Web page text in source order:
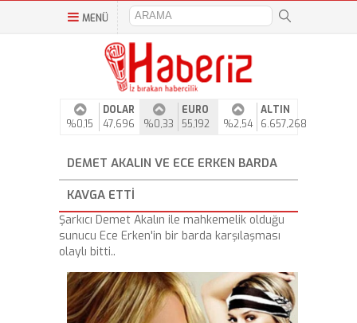
MENÜ
%0,15
DOLAR
47,696
%0,33
EURO
55,192
%2,54
ALTIN
6.657,268
DEMET AKALIN VE ECE ERKEN BARDA
KAVGA ETTI
Şarkıcı Demet Akalın ile mahkemelik olduğu
sunucu Ece Erken'in bir barda karşılaşması
olaylı bitti..